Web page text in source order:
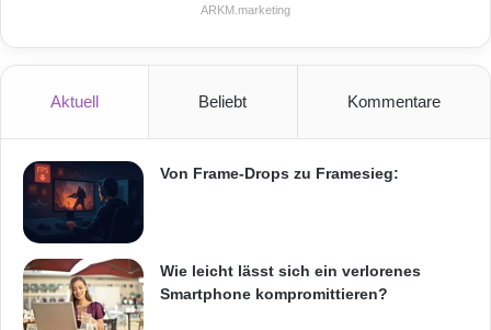
ARKM.marketing
Aktuell Beliebt Kommentare
Von Frame-Drops zu Framesieg:
Wie leicht lässt sich ein verlorenes
Smartphone kompromittieren?